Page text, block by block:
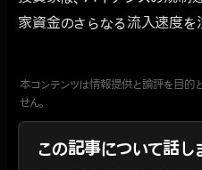
家資金のさらなる流入速度を
本コンテンツは情報提供と論評を目的
せん。
この記事について話し